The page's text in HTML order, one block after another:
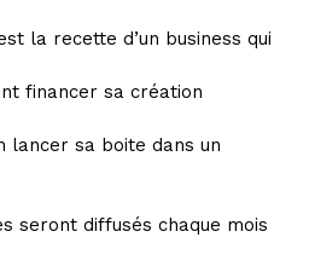
la recette d’un business qui
financer sa création
lancer sa boite dans un
seront diffusés chaque mois